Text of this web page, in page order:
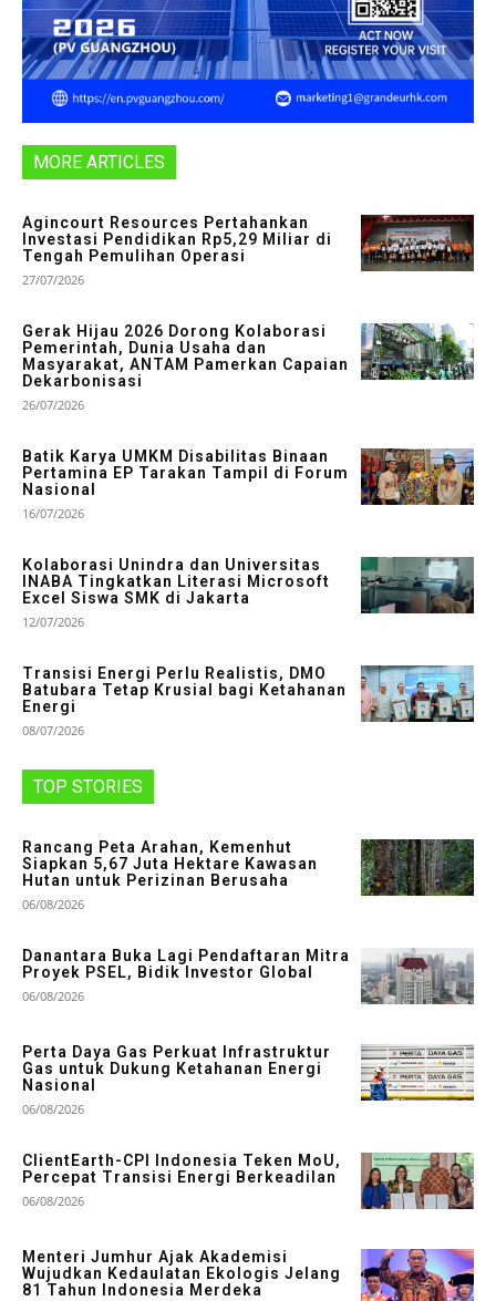
MORE ARTICLES
Agincourt Resources Pertahankan
Investasi Pendidikan Rp5,29 Miliar di
Tengah Pemulihan Operasi
27/07/2026
Gerak Hijau 2026 Dorong Kolaborasi
Pemerintah, Dunia Usaha dan
Masyarakat, ANTAM Pamerkan Capaian
Dekarbonisasi
26/07/2026
Batik Karya UMKM Disabilitas Binaan
Pertamina EP Tarakan Tampil di Forum
Nasional
16/07/2026
Kolaborasi Unindra dan Universitas
INABA Tingkatkan Literasi Microsoft
Excel Siswa SMK di Jakarta
12/07/2026
Transisi Energi Perlu Realistis, DMO
Batubara Tetap Krusial bagi Ketahanan
Energi
08/07/2026
TOP STORIES
Rancang Peta Arahan, Kemenhut
Siapkan 5,67 Juta Hektare Kawasan
Hutan untuk Perizinan Berusaha
06/08/2026
Danantara Buka Lagi Pendaftaran Mitra
Proyek PSEL, Bidik Investor Global
06/08/2026
Perta Daya Gas Perkuat Infrastruktur
Gas untuk Dukung Ketahanan Energi
Nasional
06/08/2026
ClientEarth-CPI Indonesia Teken MoU,
Percepat Transisi Energi Berkeadilan
06/08/2026
Menteri Jumhur Ajak Akademisi
Wujudkan Kedaulatan Ekologis Jelang
81 Tahun Indonesia Merdeka